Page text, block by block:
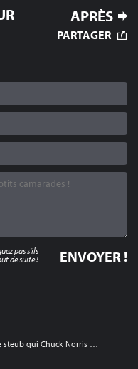
APRÈS
PARTAGER
steub qui Chuck Norris …
pas s'ils
de suite !